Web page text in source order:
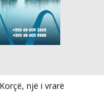
një i vrarë